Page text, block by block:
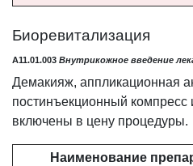
Биоревитализация
A11.01.003 Внутрикожное введение
Демакияж, аппликационная
постинъекционный
включены в цену процедуры.
Наименование